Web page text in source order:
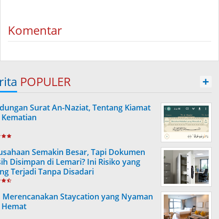
Komentar
POPULER +
Surat An-Naziat, Tentang Kiamat
Semakin Besar, Tapi Dokumen
Disimpan di Lemari? Ini Risiko yang
Terjadi Tanpa Disadari
Merencanakan Staycation yang Nyaman